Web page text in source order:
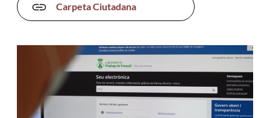
Carpeta Ciutadana